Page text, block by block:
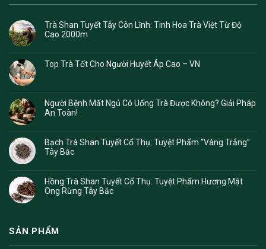
Trà Shan Tuyết Tây Côn Lĩnh: Tinh Hoa Trà Việt Từ Độ
Cao 2000m
Top Trà Tốt Cho Người Huyết Áp Cao – VN
Người Bệnh Mất Ngủ Có Uống Trà Được Không? Giải Pháp
An Toàn!
Bạch Trà Shan Tuyết Cổ Thụ: Tuyệt Phẩm “Vàng Trắng”
Tây Bắc
Hồng Trà Shan Tuyết Cổ Thụ: Tuyệt Phẩm Hương Mật
Ong Rừng Tây Bắc
SẢN PHẨM